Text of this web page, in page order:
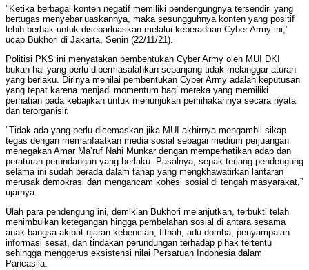
"Ketika berbagai konten negatif memiliki pendengungnya tersendiri yang
bertugas menyebarluaskannya, maka sesungguhnya konten yang positif
lebih berhak untuk disebarluaskan melalui keberadaan Cyber Army ini,”
ucap Bukhori di Jakarta, Senin (22/11/21).
Politisi PKS ini menyatakan pembentukan Cyber Army oleh MUI DKI
bukan hal yang perlu dipermasalahkan sepanjang tidak melanggar aturan
yang berlaku. Dirinya menilai pembentukan Cyber Army adalah keputusan
yang tepat karena menjadi momentum bagi mereka yang memiliki
perhatian pada kebajikan untuk menunjukan pemihakannya secara nyata
dan terorganisir.
"Tidak ada yang perlu dicemaskan jika MUI akhirnya mengambil sikap
tegas dengan memanfaatkan media sosial sebagai medium perjuangan
menegakan Amar Ma’ruf Nahi Munkar dengan memperhatikan adab dan
peraturan perundangan yang berlaku. Pasalnya, sepak terjang pendengung
selama ini sudah berada dalam tahap yang mengkhawatirkan lantaran
merusak demokrasi dan mengancam kohesi sosial di tengah masyarakat,”
ujarnya.
Ulah para pendengung ini, demikian Bukhori melanjutkan, terbukti telah
menimbulkan ketegangan hingga pembelahan sosial di antara sesama
anak bangsa akibat ujaran kebencian, fitnah, adu domba, penyampaian
informasi sesat, dan tindakan perundungan terhadap pihak tertentu
sehingga menggerus eksistensi nilai Persatuan Indonesia dalam
Pancasila.